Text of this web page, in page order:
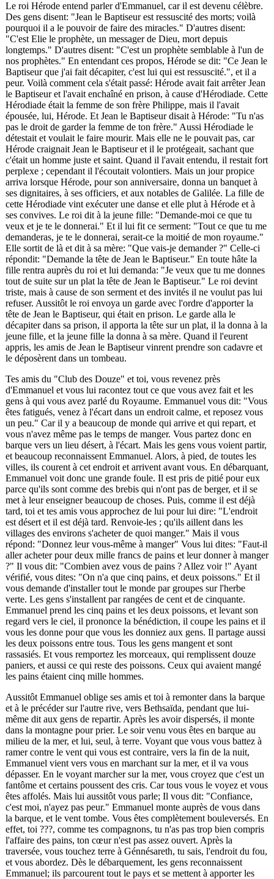
Le roi Hérode entend parler d'Emmanuel, car il est devenu célèbre.
Des gens disent: "Jean le Baptiseur est ressuscité des morts; voilà
pourquoi il a le pouvoir de faire des miracles." D'autres disent:
"C'est Elie le prophète, un messager de Dieu, mort depuis
longtemps." D'autres disent: "C'est un prophète semblable à l'un de
nos prophètes." En entendant ces propos, Hérode se dit: "Ce Jean le
Baptiseur que j'ai fait décapiter, c'est lui qui est ressuscité.", et il a
peur. Voilà comment cela s'était passé: Hérode avait fait arrêter Jean
le Baptiseur et l'avait enchaîné en prison, à cause d'Hérodiade. Cette
Hérodiade était la femme de son frère Philippe, mais il l'avait
épousée, lui, Hérode. Et Jean le Baptiseur disait à Hérode: "Tu n'as
pas le droit de garder la femme de ton frère." Aussi Hérodiade le
détestait et voulait le faire mourir. Mais elle ne le pouvait pas, car
Hérode craignait Jean le Baptiseur et il le protégeait, sachant que
c'était un homme juste et saint. Quand il l'avait entendu, il restait fort
perplexe ; cependant il l'écoutait volontiers. Mais un jour propice
arriva lorsque Hérode, pour son anniversaire, donna un banquet à
ses dignitaires, à ses officiers, et aux notables de Galilée. La fille de
cette Hérodiade vint exécuter une danse et elle plut à Hérode et à
ses convives. Le roi dit à la jeune fille: "Demande-moi ce que tu
veux et je te le donnerai." Et il lui fit ce serment: "Tout ce que tu me
demanderas, je te le donnerai, serait-ce la moitié de mon royaume."
Elle sortit de là et dit à sa mère: "Que vais-je demander ?" Celle-ci
répondit: "Demande la tête de Jean le Baptiseur." En toute hâte la
fille rentra auprès du roi et lui demanda: "Je veux que tu me donnes
tout de suite sur un plat la tête de Jean le Baptiseur." Le roi devint
triste, mais à cause de son serment et des invités il ne voulut pas lui
refuser. Aussitôt le roi envoya un garde avec l'ordre d'apporter la
tête de Jean le Baptiseur, qui était en prison. Le garde alla le
décapiter dans sa prison, il apporta la tête sur un plat, il la donna à la
jeune fille, et la jeune fille la donna à sa mère. Quand il l'eurent
appris, les amis de Jean le Baptiseur vinrent prendre son cadavre et
le déposèrent dans un tombeau.
Tes amis du "Club des Douze" et toi, vous revenez près
d'Emmanuel et vous lui racontez tout ce que vous avez fait et les
gens à qui vous avez parlé du Royaume. Emmanuel vous dit: "Vous
êtes fatigués, venez à l'écart dans un endroit calme, et reposez vous
un peu." Car il y a beaucoup de monde qui arrive et qui repart, et
vous n'avez même pas le temps de manger. Vous partez donc en
barque vers un lieu désert, à l'écart. Mais les gens vous voient partir,
et beaucoup reconnaissent Emmanuel. Alors, à pied, de toutes les
villes, ils courent à cet endroit et arrivent avant vous. En débarquant,
Emmanuel voit donc une grande foule. Il est pris de pitié pour eux
parce qu'ils sont comme des brebis qui n'ont pas de berger, et il se
met à leur enseigner beaucoup de choses. Puis, comme il est déjà
tard, toi et tes amis vous approchez de lui pour lui dire: "L'endroit
est désert et il est déjà tard. Renvoie-les ; qu'ils aillent dans les
villages des environs s'acheter de quoi manger." Mais il vous
répond: "Donnez leur vous-même à manger" Vous lui dites: "Faut-il
aller acheter pour deux mille francs de pains et leur donner à manger
?" Il vous dit: "Combien avez vous de pains ? Allez voir !" Ayant
vérifié, vous dites: "On n'a que cinq pains, et deux poissons." Et il
vous demande d'installer tout le monde par groupes sur l'herbe
verte. Les gens s'installent par rangées de cent et de cinquante.
Emmanuel prend les cinq pains et les deux poissons, et levant son
regard vers le ciel, il prononce la bénédiction, il coupe les pains et il
vous les donne pour que vous les donniez aux gens. Il partage aussi
les deux poissons entre tous. Tous les gens mangent et sont
rassasiés. Et vous remportez les morceaux, qui remplissent douze
paniers, et aussi ce qui reste des poissons. Ceux qui avaient mangé
les pains étaient cinq mille hommes.
Aussitôt Emmanuel oblige ses amis et toi à remonter dans la barque
et à le précéder sur l'autre rive, vers Bethsaïda, pendant que lui-
même dit aux gens de repartir. Après les avoir dispersés, il monte
dans la montagne pour prier. Le soir venu vous êtes en barque au
milieu de la mer, et lui, seul, à terre. Voyant que vous vous battez à
ramer contre le vent qui vous est contraire, vers la fin de la nuit,
Emmanuel vient vers vous en marchant sur la mer, et il va vous
dépasser. En le voyant marcher sur la mer, vous croyez que c'est un
fantôme et certains poussent des cris. Car tous vous le voyez et vous
êtes affolés. Mais lui aussitôt vous parle; Il vous dit: "Confiance,
c'est moi, n'ayez pas peur." Emmanuel monte auprès de vous dans
la barque, et le vent tombe. Vous êtes complètement bouleversés. En
effet, toi ???, comme tes compagnons, tu n'as pas trop bien compris
l'affaire des pains, ton cœur n'est pas assez ouvert. Après la
traversée, vous touchez terre à Génnésareth, tu sais, l'endroit du fou,
et vous abordez. Dès le débarquement, les gens reconnaissent
Emmanuel; ils parcourent tout le pays et se mettent à apporter les